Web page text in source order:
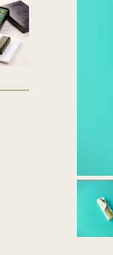
験セット
法を守り続け日
えられておりま
を形にした、香
種としっとりと